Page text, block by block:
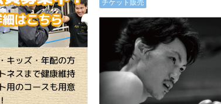
チケット販売
定・結果